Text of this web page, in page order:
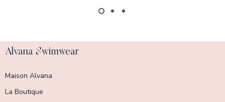
Alvana Swimwear
Maison Alvana
La Boutique